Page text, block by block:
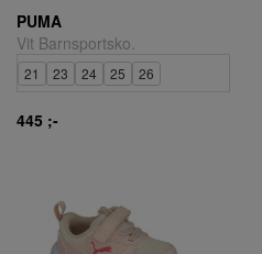
PUMA
Vit Barnsportsko.
21 23 24 25 26
445 ;-